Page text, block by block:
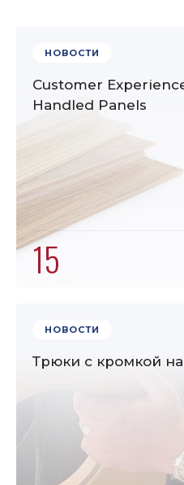
НОВОСТИ
Customer
Handled Panels
15
НОВОСТИ
Трюки с кромкой